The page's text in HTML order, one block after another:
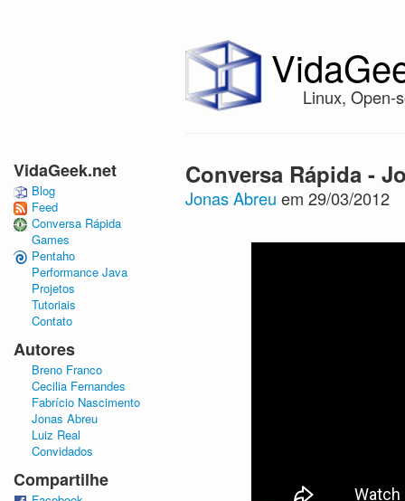
Linux, Open-
Conversa Rápida -
Jonas Abreu em 29/03/2012
VidaGeek.net
Blog
Feed
Conversa Rápida
Games
Pentaho
Performance Java
Projetos
Tutoriais
Contato
Autores
Breno Franco
Cecilia Fernandes
Fabrício Nascimento
Jonas Abreu
Luiz Real
Convidados
Compartilhe